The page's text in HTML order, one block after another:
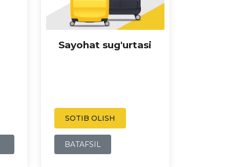
Sayohat sug'urtasi
SOTIB OLISH
BATAFSIL